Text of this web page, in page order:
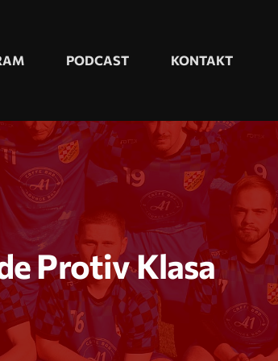
PODCAST KONTAKT
Protiv Klasa